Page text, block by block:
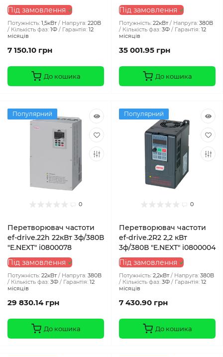
Під замовлення
Потужність: 1,5кВт Напруга: 220В
Кількість фаз: 1Ф Гарантія: 12
місяців
7 150.10 грн
До кошика
Під замовлення
Потужність: 22кВт Напруга: 380В
Кількість фаз: 3Ф Гарантія: 12
місяців
35 001.95 грн
До кошика
Популярний
0
Перетворювач частоти
ef-drive.22h 22кВт 3ф/380В
"E.NEXT" i0800078
Під замовлення
Потужність: 22кВт Напруга: 380В
Кількість фаз: 3Ф Гарантія: 12
місяців
29 830.14 грн
До кошика
Популярний
0
Перетворювач частоти
ef-drive.2R2 2,2 кВт
3ф/380В "E.NEXT" i0800004
Під замовлення
Потужність: 2,2кВт Напруга: 380В
Кількість фаз: 3Ф Гарантія: 12
місяців
7 430.90 грн
До кошика